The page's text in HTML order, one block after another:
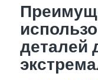
деталей